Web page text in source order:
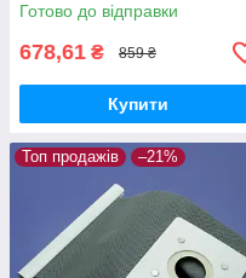
Готово до відправки
678,61 ₴ 859 ₴
Купити
Топ продажів –21%